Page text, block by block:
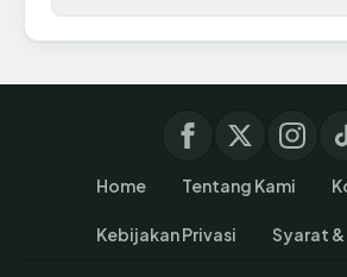
Home Tentang Kami
Kebijakan Privasi Syarat